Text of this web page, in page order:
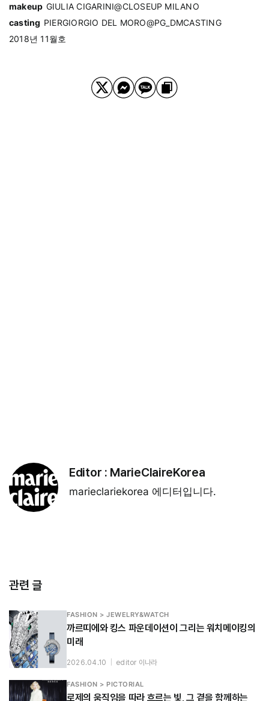
makeup GIULIA CIGARINI@CLOSEUP MILANO
casting PIERGIORGIO DEL MORO@PG_DMCASTING
2018년 11월호
Editor : MarieClaireKorea
marieclariekorea 에디터입니다.
관련 글
FASHION > JEWELRY&WATCH
까르띠에와 킹스 파운데이션이 그리는 워치메이킹의
미래
2026.04.10 editor 이나라
FASHION > PICTORIAL
로제의 움직임을 따라 흐르는 빛, 그 곁을 함께하는